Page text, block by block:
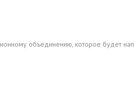
объединению, которое будет